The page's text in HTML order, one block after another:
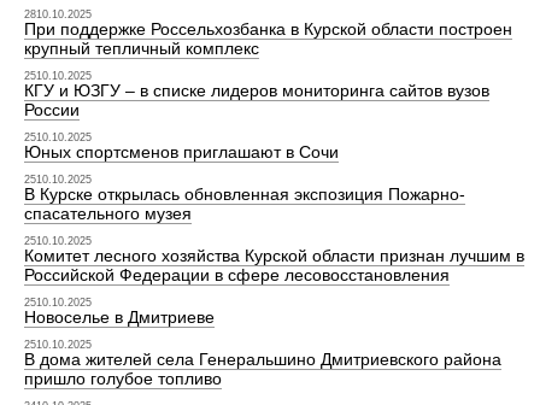
2810.10.2025
При поддержке Россельхозбанка в Курской области построен
крупный тепличный комплекс
2510.10.2025
КГУ и ЮЗГУ – в списке лидеров мониторинга сайтов вузов
России
2510.10.2025
Юных спортсменов приглашают в Сочи
2510.10.2025
В Курске открылась обновленная экспозиция Пожарно-
спасательного музея
2510.10.2025
Комитет лесного хозяйства Курской области признан лучшим в
Российской Федерации в сфере лесовосстановления
2510.10.2025
Новоселье в Дмитриеве
2510.10.2025
В дома жителей села Генеральшино Дмитриевского района
пришло голубое топливо